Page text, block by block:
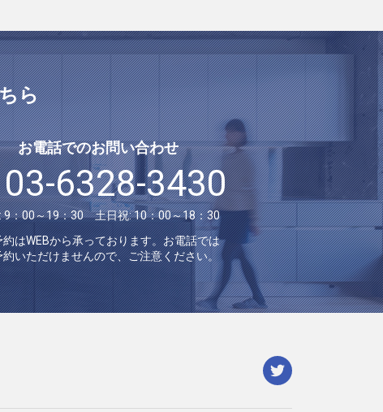
ら
お電話でのお問い合わせ
03-6328-3430
9：00～19：30 土日祝: 10：00～18：30
はWEBから承っております。お電話では
約いただけませんので、ご注意ください。